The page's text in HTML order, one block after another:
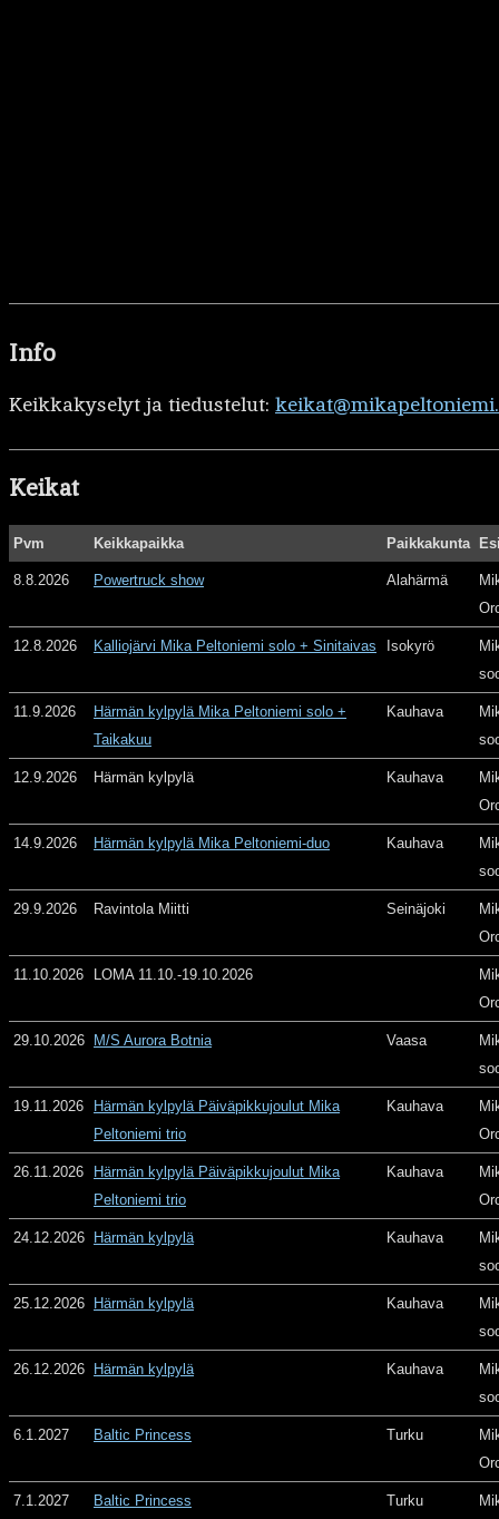
Info
Keikkakyselyt ja tiedustelut:
Keikat
Pvm Keikkapaikka Paikkakunta
8.8.2026 Powertruck show Alahärmä
12.8.2026 Kalliojärvi Mika Peltoniemi solo + Sinitaivas Isokyrö
11.9.2026
Härmän kylpylä Mika Peltoniemi solo +
Taikakuu
Kauhava
12.9.2026 Härmän kylpylä Kauhava
14.9.2026 Härmän kylpylä Mika Peltoniemi-duo Kauhava
29.9.2026 Ravintola Miitti Seinäjoki
11.10.2026 LOMA 11.10.-19.10.2026
29.10.2026 M/S Aurora Botnia Vaasa
19.11.2026
Härmän kylpylä Päiväpikkujoulut Mika
Peltoniemi trio
Kauhava
26.11.2026
Härmän kylpylä Päiväpikkujoulut Mika
Peltoniemi trio
Kauhava
24.12.2026 Härmän kylpylä Kauhava
25.12.2026 Härmän kylpylä Kauhava
26.12.2026 Härmän kylpylä Kauhava
6.1.2027 Baltic Princess Turku
7.1.2027 Baltic Princess Turku